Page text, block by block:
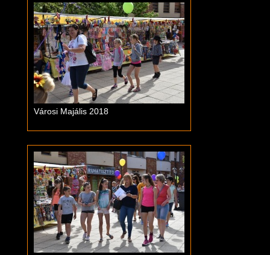
Városi Majális 2018